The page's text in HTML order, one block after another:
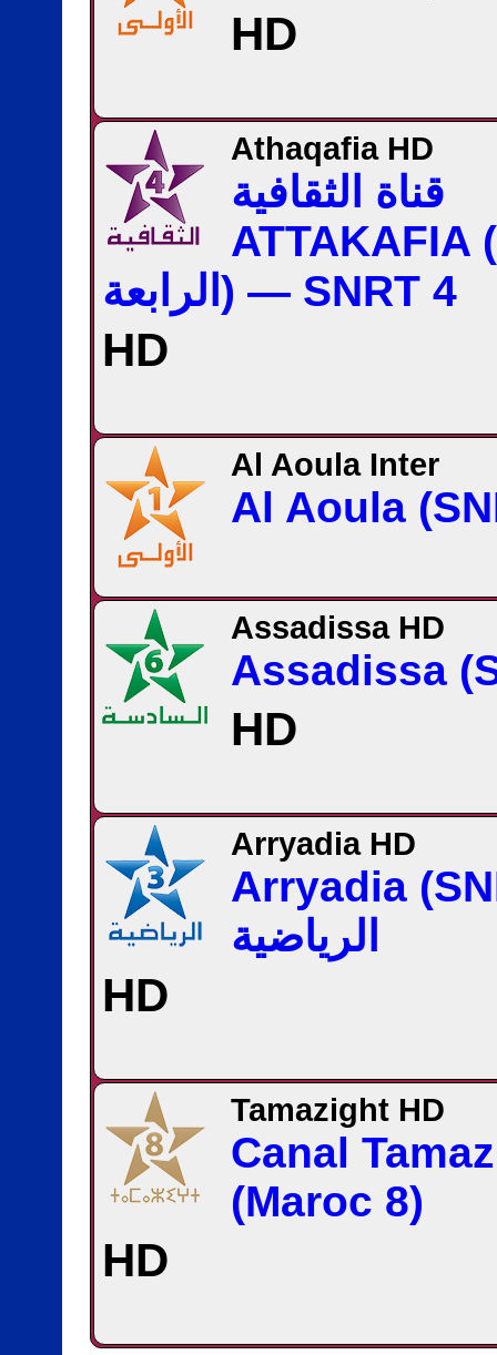
HD
Athaqafia HD
قناة الثقافية
ATTAKAFIA
الرابعة) — SNRT 4
HD
Al Aoula Inter
Al Aoula
Assadissa HD
Assadissa
HD
Arryadia HD
Arryadia
الرياضية
HD
Tamazight HD
Canal
(Maroc 8)
HD